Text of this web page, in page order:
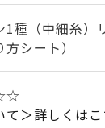
1種（中細糸）
シート）
て＞詳しくはこ